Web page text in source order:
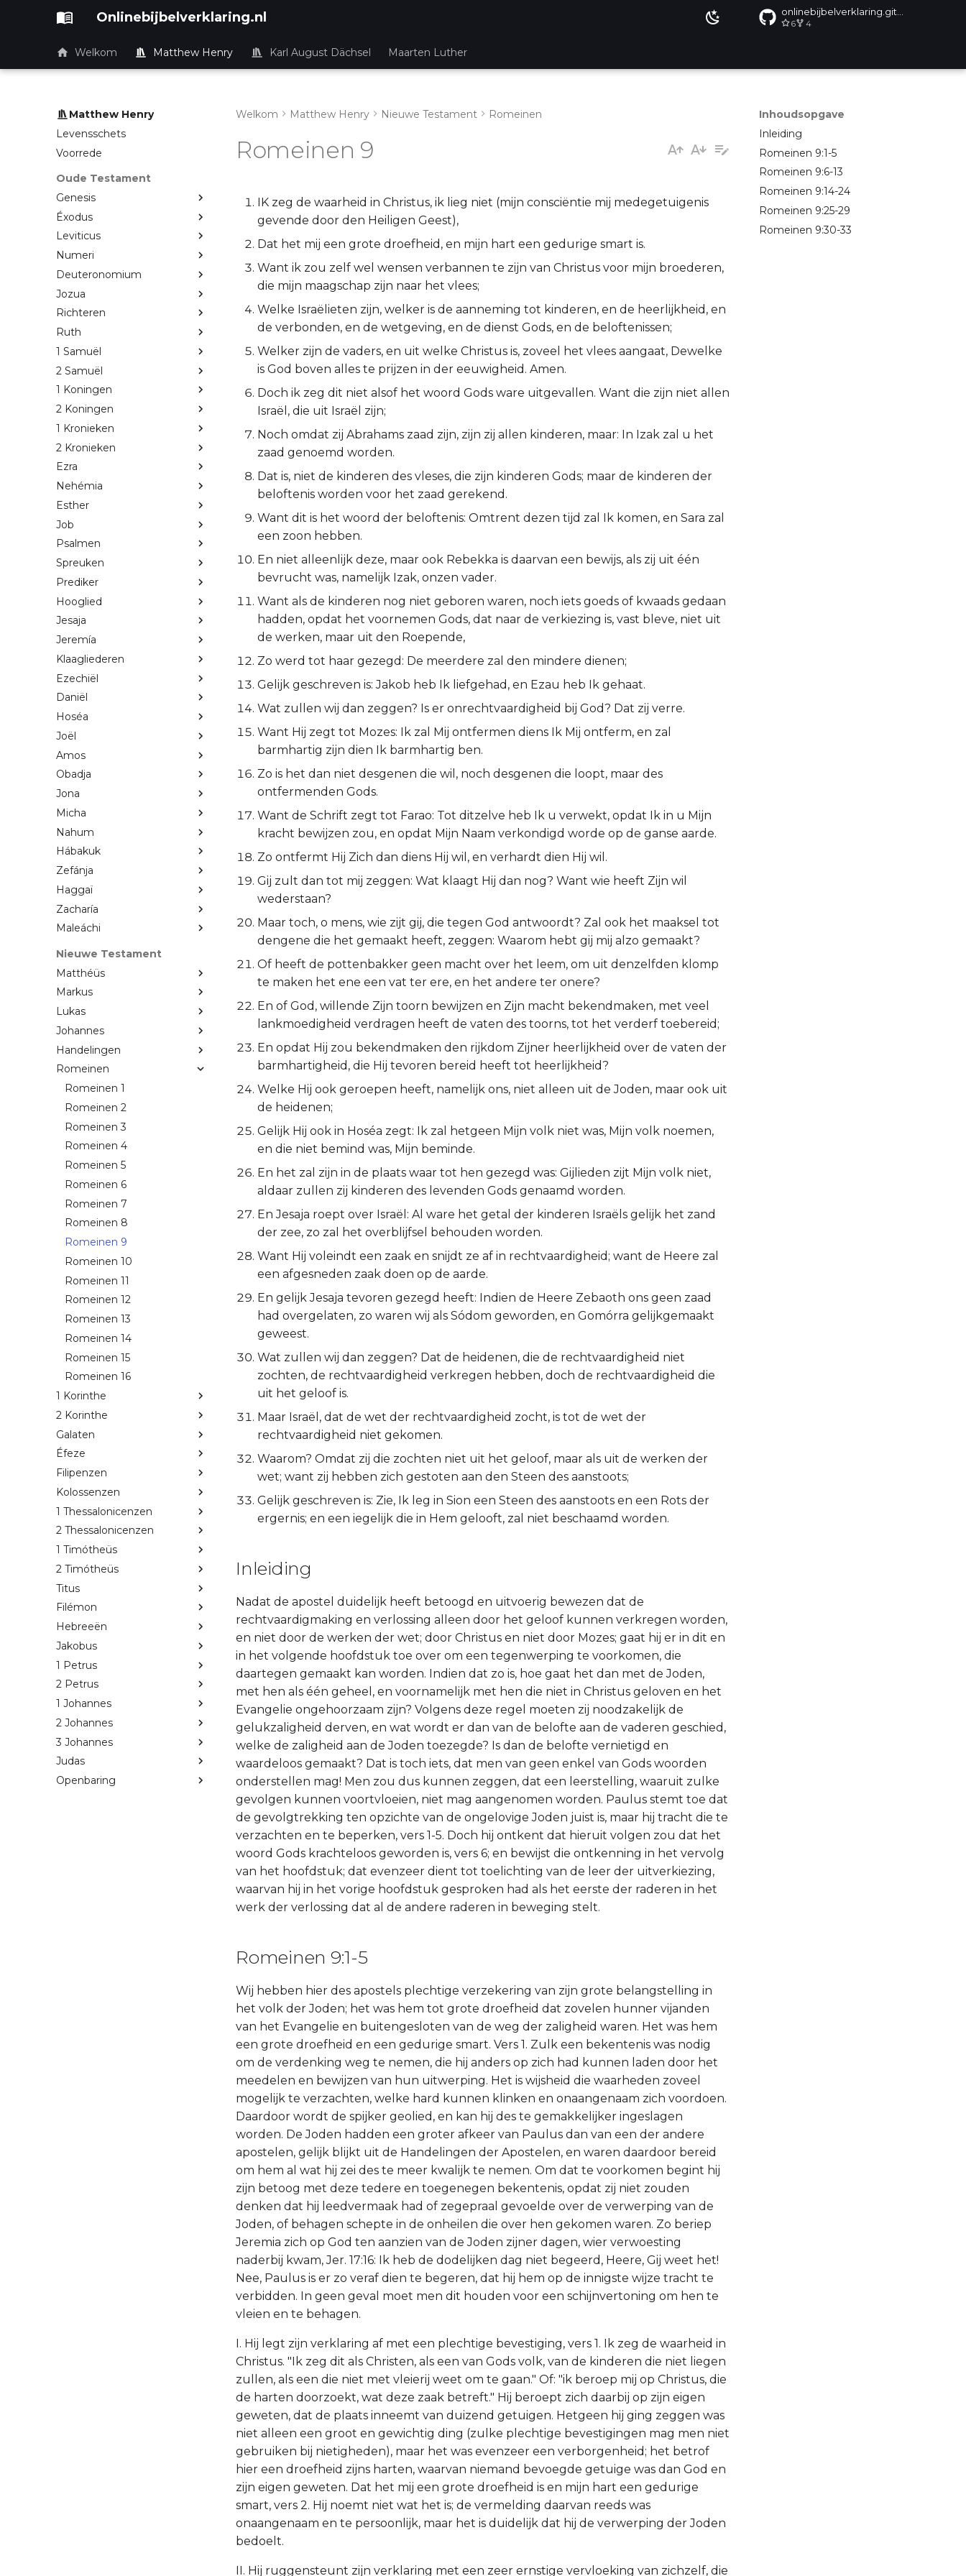
Onlinebijbelverklaring.nl 6 4
Welkom Matthew Henry Karl August Dächsel Maarten Luther
Matthew Henry
Levensschets
Voorrede
Oude Testament
Genesis
Éxodus
Leviticus
Numeri
Deuteronomium
Jozua
Richteren
Ruth
1 Samuël
2 Samuël
1 Koningen
2 Koningen
1 Kronieken
2 Kronieken
Ezra
Nehémia
Esther
Job
Psalmen
Spreuken
Prediker
Hooglied
Jesaja
Jeremía
Klaagliederen
Ezechiël
Daniël
Hoséa
Joël
Amos
Obadja
Jona
Micha
Nahum
Hábakuk
Zefánja
Haggaï
Zacharía
Maleáchi
Nieuwe Testament
Matthéüs
Markus
Lukas
Johannes
Handelingen
Romeinen
Romeinen 1
Romeinen 2
Romeinen 3
Romeinen 4
Romeinen 5
Romeinen 6
Romeinen 7
Romeinen 8
Romeinen 9
Romeinen 10
Romeinen 11
Romeinen 12
Romeinen 13
Romeinen 14
Romeinen 15
Romeinen 16
1 Korinthe
2 Korinthe
Galaten
Éfeze
Filipenzen
Kolossenzen
1 Thessalonicenzen
2 Thessalonicenzen
1 Timótheüs
2 Timótheüs
Titus
Filémon
Hebreeën
Jakobus
1 Petrus
2 Petrus
1 Johannes
2 Johannes
3 Johannes
Judas
Openbaring
Inhoudsopgave
Inleiding
Romeinen 9:1-5
Romeinen 9:6-13
Romeinen 9:14-24
Romeinen 9:25-29
Romeinen 9:30-33
Welkom Matthew Henry Nieuwe Testament Romeinen
Romeinen 9
IK zeg de waarheid in Christus, ik lieg niet (mijn consciëntie mij medegetuigenis
gevende door den Heiligen Geest),
Dat het mij een grote droefheid, en mijn hart een gedurige smart is.
Want ik zou zelf wel wensen verbannen te zijn van Christus voor mijn broederen,
die mijn maagschap zijn naar het vlees;
Welke Israëlieten zijn, welker is de aanneming tot kinderen, en de heerlijkheid, en
de verbonden, en de wetgeving, en de dienst Gods, en de beloftenissen;
Welker zijn de vaders, en uit welke Christus is, zoveel het vlees aangaat, Dewelke
is God boven alles te prijzen in der eeuwigheid. Amen.
Doch ik zeg dit niet alsof het woord Gods ware uitgevallen. Want die zijn niet allen
Israël, die uit Israël zijn;
Noch omdat zij Abrahams zaad zijn, zijn zij allen kinderen, maar: In Izak zal u het
zaad genoemd worden.
Dat is, niet de kinderen des vleses, die zijn kinderen Gods; maar de kinderen der
beloftenis worden voor het zaad gerekend.
Want dit is het woord der beloftenis: Omtrent dezen tijd zal Ik komen, en Sara zal
een zoon hebben.
En niet alleenlijk deze, maar ook Rebekka is daarvan een bewijs, als zij uit één
bevrucht was, namelijk Izak, onzen vader.
Want als de kinderen nog niet geboren waren, noch iets goeds of kwaads gedaan
hadden, opdat het voornemen Gods, dat naar de verkiezing is, vast bleve, niet uit
de werken, maar uit den Roepende,
Zo werd tot haar gezegd: De meerdere zal den mindere dienen;
Gelijk geschreven is: Jakob heb Ik liefgehad, en Ezau heb Ik gehaat.
Wat zullen wij dan zeggen? Is er onrechtvaardigheid bij God? Dat zij verre.
Want Hij zegt tot Mozes: Ik zal Mij ontfermen diens Ik Mij ontferm, en zal
barmhartig zijn dien Ik barmhartig ben.
Zo is het dan niet desgenen die wil, noch desgenen die loopt, maar des
ontfermenden Gods.
Want de Schrift zegt tot Farao: Tot ditzelve heb Ik u verwekt, opdat Ik in u Mijn
kracht bewijzen zou, en opdat Mijn Naam verkondigd worde op de ganse aarde.
Zo ontfermt Hij Zich dan diens Hij wil, en verhardt dien Hij wil.
Gij zult dan tot mij zeggen: Wat klaagt Hij dan nog? Want wie heeft Zijn wil
wederstaan?
Maar toch, o mens, wie zijt gij, die tegen God antwoordt? Zal ook het maaksel tot
dengene die het gemaakt heeft, zeggen: Waarom hebt gij mij alzo gemaakt?
Of heeft de pottenbakker geen macht over het leem, om uit denzelfden klomp
te maken het ene een vat ter ere, en het andere ter onere?
En of God, willende Zijn toorn bewijzen en Zijn macht bekendmaken, met veel
lankmoedigheid verdragen heeft de vaten des toorns, tot het verderf toebereid;
En opdat Hij zou bekendmaken den rijkdom Zijner heerlijkheid over de vaten der
barmhartigheid, die Hij tevoren bereid heeft tot heerlijkheid?
Welke Hij ook geroepen heeft, namelijk ons, niet alleen uit de Joden, maar ook uit
de heidenen;
Gelijk Hij ook in Hoséa zegt: Ik zal hetgeen Mijn volk niet was, Mijn volk noemen,
en die niet bemind was, Mijn beminde.
En het zal zijn in de plaats waar tot hen gezegd was: Gijlieden zijt Mijn volk niet,
aldaar zullen zij kinderen des levenden Gods genaamd worden.
En Jesaja roept over Israël: Al ware het getal der kinderen Israëls gelijk het zand
der zee, zo zal het overblijfsel behouden worden.
Want Hij voleindt een zaak en snijdt ze af in rechtvaardigheid; want de Heere zal
een afgesneden zaak doen op de aarde.
En gelijk Jesaja tevoren gezegd heeft: Indien de Heere Zebaoth ons geen zaad
had overgelaten, zo waren wij als Sódom geworden, en Gomórra gelijkgemaakt
geweest.
Wat zullen wij dan zeggen? Dat de heidenen, die de rechtvaardigheid niet
zochten, de rechtvaardigheid verkregen hebben, doch de rechtvaardigheid die
uit het geloof is.
Maar Israël, dat de wet der rechtvaardigheid zocht, is tot de wet der
rechtvaardigheid niet gekomen.
Waarom? Omdat zij die zochten niet uit het geloof, maar als uit de werken der
wet; want zij hebben zich gestoten aan den Steen des aanstoots;
Gelijk geschreven is: Zie, Ik leg in Sion een Steen des aanstoots en een Rots der
ergernis; en een iegelijk die in Hem gelooft, zal niet beschaamd worden.
Inleiding
Nadat de apostel duidelijk heeft betoogd en uitvoerig bewezen dat de
rechtvaardigmaking en verlossing alleen door het geloof kunnen verkregen worden,
en niet door de werken der wet; door Christus en niet door Mozes; gaat hij er in dit en
in het volgende hoofdstuk toe over om een tegenwerping te voorkomen, die
daartegen gemaakt kan worden. Indien dat zo is, hoe gaat het dan met de Joden,
met hen als één geheel, en voornamelijk met hen die niet in Christus geloven en het
Evangelie ongehoorzaam zijn? Volgens deze regel moeten zij noodzakelijk de
gelukzaligheid derven, en wat wordt er dan van de belofte aan de vaderen geschied,
welke de zaligheid aan de Joden toezegde? Is dan de belofte vernietigd en
waardeloos gemaakt? Dat is toch iets, dat men van geen enkel van Gods woorden
onderstellen mag! Men zou dus kunnen zeggen, dat een leerstelling, waaruit zulke
gevolgen kunnen voortvloeien, niet mag aangenomen worden. Paulus stemt toe dat
de gevolgtrekking ten opzichte van de ongelovige Joden juist is, maar hij tracht die te
verzachten en te beperken, vers 1-5. Doch hij ontkent dat hieruit volgen zou dat het
woord Gods krachteloos geworden is, vers 6; en bewijst die ontkenning in het vervolg
van het hoofdstuk; dat evenzeer dient tot toelichting van de leer der uitverkiezing,
waarvan hij in het vorige hoofdstuk gesproken had als het eerste der raderen in het
werk der verlossing dat al de andere raderen in beweging stelt.
Romeinen 9:1-5
Wij hebben hier des apostels plechtige verzekering van zijn grote belangstelling in
het volk der Joden; het was hem tot grote droefheid dat zovelen hunner vijanden
van het Evangelie en buitengesloten van de weg der zaligheid waren. Het was hem
een grote droefheid en een gedurige smart. Vers 1. Zulk een bekentenis was nodig
om de verdenking weg te nemen, die hij anders op zich had kunnen laden door het
meedelen en bewijzen van hun uitwerping. Het is wijsheid die waarheden zoveel
mogelijk te verzachten, welke hard kunnen klinken en onaangenaam zich voordoen.
Daardoor wordt de spijker geolied, en kan hij des te gemakkelijker ingeslagen
worden. De Joden hadden een groter afkeer van Paulus dan van een der andere
apostelen, gelijk blijkt uit de Handelingen der Apostelen, en waren daardoor bereid
om hem al wat hij zei des te meer kwalijk te nemen. Om dat te voorkomen begint hij
zijn betoog met deze tedere en toegenegen bekentenis, opdat zij niet zouden
denken dat hij leedvermaak had of zegepraal gevoelde over de verwerping van de
Joden, of behagen schepte in de onheilen die over hen gekomen waren. Zo beriep
Jeremia zich op God ten aanzien van de Joden zijner dagen, wier verwoesting
naderbij kwam, Jer. 17:16: Ik heb de dodelijken dag niet begeerd, Heere, Gij weet het!
Nee, Paulus is er zo veraf dien te begeren, dat hij hem op de innigste wijze tracht te
verbidden. In geen geval moet men dit houden voor een schijnvertoning om hen te
vleien en te behagen.
I. Hij legt zijn verklaring af met een plechtige bevestiging, vers 1. Ik zeg de waarheid in
Christus. "Ik zeg dit als Christen, als een van Gods volk, van de kinderen die niet liegen
zullen, als een die niet met vleierij weet om te gaan." Of: "ik beroep mij op Christus, die
de harten doorzoekt, wat deze zaak betreft." Hij beroept zich daarbij op zijn eigen
geweten, dat de plaats inneemt van duizend getuigen. Hetgeen hij ging zeggen was
niet alleen een groot en gewichtig ding (zulke plechtige bevestigingen mag men niet
gebruiken bij nietigheden), maar het was evenzeer een verborgenheid; het betrof
hier een droefheid zijns harten, waarvan niemand bevoegde getuige was dan God en
zijn eigen geweten. Dat het mij een grote droefheid is en mijn hart een gedurige
smart, vers 2. Hij noemt niet wat het is; de vermelding daarvan reeds was
onaangenaam en te persoonlijk, maar het is duidelijk dat hij de verwerping der Joden
bedoelt.
II. Hij ruggensteunt zijn verklaring met een zeer ernstige vervloeking van zichzelf, die